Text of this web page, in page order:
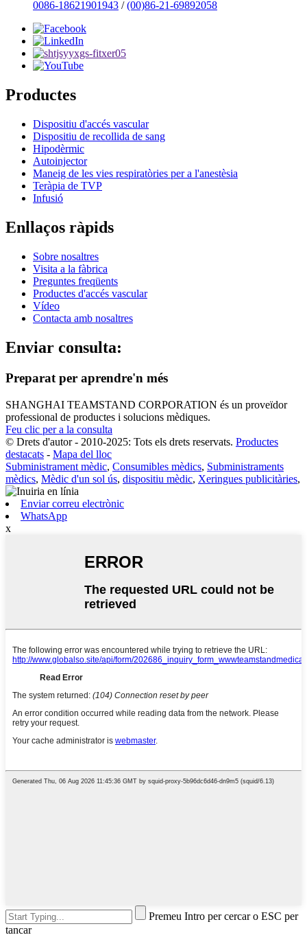
0086-18621901943 /(00)86-21-69892058
Productes
Dispositiu d'accés vascular
Dispositiu de recollida de sang
Hipodèrmic
Autoinjector
Maneig de les vies respiratòries per a l'anestèsia
Teràpia de TVP
Infusió
Enllaços ràpids
Sobre nosaltres
Visita a la fàbrica
Preguntes freqüents
Productes d'accés vascular
Vídeo
Contacta amb nosaltres
Enviar consulta:
Preparat per aprendre'n més
SHANGHAI TEAMSTAND CORPORATION és un proveïdor
professional de productes i solucions mèdiques.
Feu clic per a la consulta
© Drets d'autor - 2010-2025: Tots els drets reservats. Productes
destacats - Mapa del lloc
Subministrament mèdic, Consumibles mèdics, Subministraments
mèdics, Mèdic d'un sol ús, dispositiu mèdic, Xeringues publicitàries,
Enviar correu electrònic
WhatsApp
x
Premeu Intro per cercar o ESC per
tancar